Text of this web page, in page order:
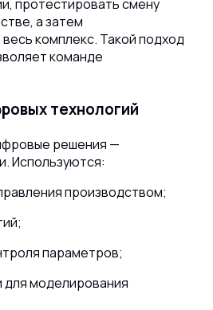
протестировать смену
а затем
комплекс. Такой подход
команде
технологий
решения —
Используются:
производством;
параметров;
моделирования